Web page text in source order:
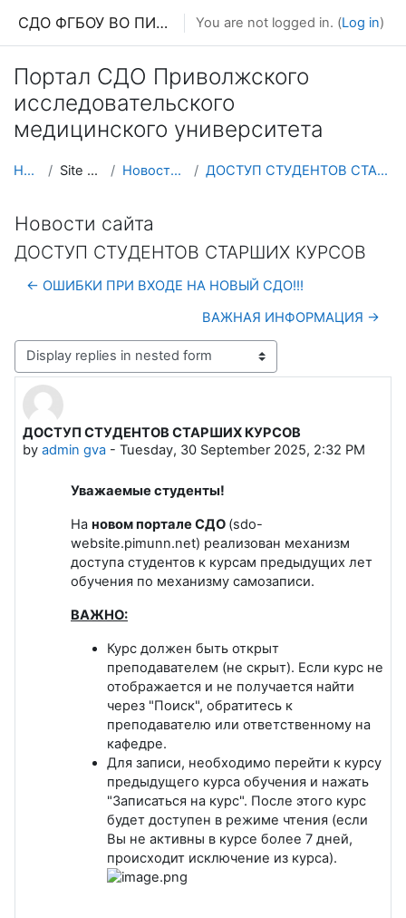
СДО ФГБОУ ВО ПИМУ МЗ РФ You are not logged in. (Log in)
Портал СДО Приволжского
исследовательского
медицинского университета
Home Site pages Новости сайта ДОСТУП СТУДЕНТОВ СТАРШИХ КУРСОВ
Новости сайта
ДОСТУП СТУДЕНТОВ СТАРШИХ КУРСОВ
← ОШИБКИ ПРИ ВХОДЕ НА НОВЫЙ СДО!!!
ВАЖНАЯ ИНФОРМАЦИЯ →
Display mode
ДОСТУП СТУДЕНТОВ СТАРШИХ КУРСОВ
by admin gva - Tuesday, 30 September 2025, 2:32 PM
Number of replies: 0
Уважаемые студенты!
На новом портале СДО (sdo-
website.pimunn.net) реализован механизм
доступа студентов к курсам предыдущих лет
обучения по механизму самозаписи.
ВАЖНО:
Курс должен быть открыт
преподавателем (не скрыт). Если курс не
отображается и не получается найти
через "Поиск", обратитесь к
преподавателю или ответственному на
кафедре.
Для записи, необходимо перейти к курсу
предыдущего курса обучения и нажать
"Записаться на курс". После этого курс
будет доступен в режиме чтения (если
Вы не активны в курсе более 7 дней,
происходит исключение из курса).